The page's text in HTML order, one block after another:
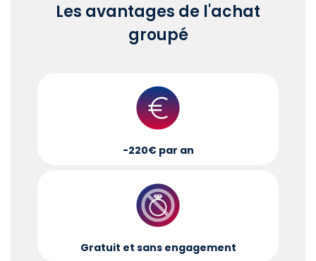
Les avantages de l'achat
groupé
-220€ par an
Gratuit et sans engagement